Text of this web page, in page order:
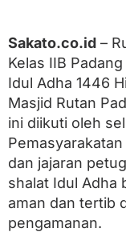
Sakato.co.id –
Kelas IIB
Idul Adha 1446
Masjid Rutan
ini diikuti oleh
dan jajaran
shalat Idul Adha
aman dan tertib
pengamanan.